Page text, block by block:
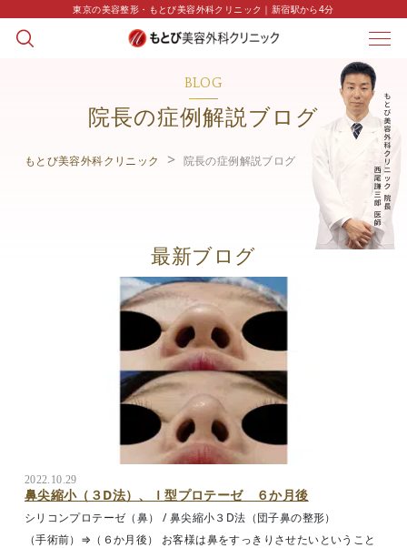
東京の美容整形・もとび美容外科クリニック｜新宿駅から4分
BLOG
院長の症例解説ブログ
もとび美容外科クリニック 院長の症例解説ブログ
最新ブログ
2022.10.29
鼻尖縮小（３D法）、Ｉ型プロテーゼ ６か月後
シリコンプロテーゼ（鼻） /鼻尖縮小３D法（団子鼻の整形）
（手術前）⇒（６か月後） お客様は鼻をすっきりさせたいということ